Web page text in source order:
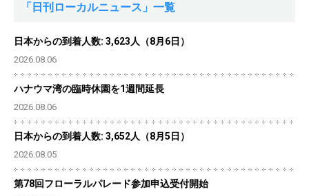
「日刊ローカルニュース」一覧
日本からの到着人数: 3,623人（8月6日）
2026.08.06
ハナウマ湾の臨時休園を1週間延長
2026.08.06
日本からの到着人数: 3,652人（8月5日）
2026.08.05
第78回フローラルパレード参加申込受付開始